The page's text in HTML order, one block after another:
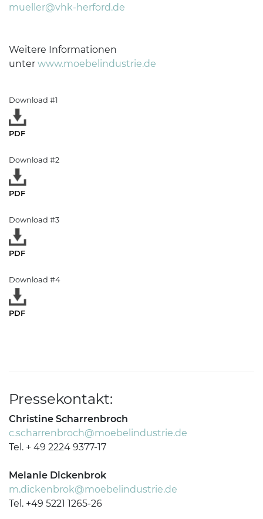
mueller@vhk-herford.de
Weitere Informationen
unter www.moebelindustrie.de
Download #1
PDF
Download #2
PDF
Download #3
PDF
Download #4
PDF
Pressekontakt:
Christine Scharrenbroch
c.scharrenbroch@moebelindustrie.de
Tel. + 49 2224 9377-17
Melanie Dickenbrok
m.dickenbrok@moebelindustrie.de
Tel. +49 5221 1265-26